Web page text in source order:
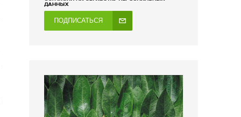
ДАННЫХ
ПОДПИСАТЬСЯ